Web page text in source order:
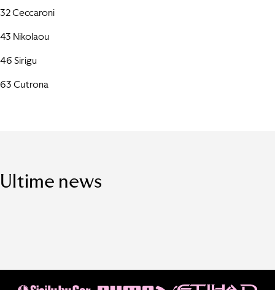
32 Ceccaroni
43 Nikolaou
46 Sirigu
63 Cutrona
Ultime news